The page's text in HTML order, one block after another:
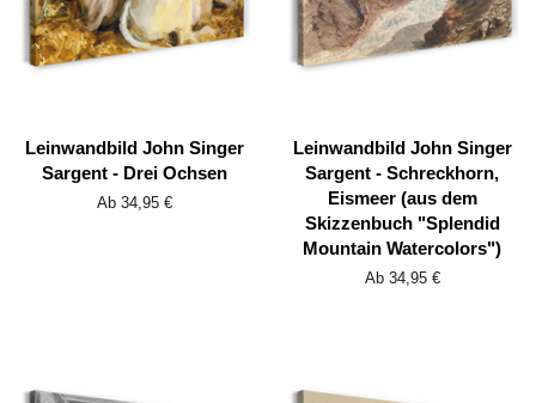
Leinwandbild John Singer
Sargent - Drei Ochsen
Ab 34,95 €
Leinwandbild John Singer
Sargent - Schreckhorn,
Eismeer (aus dem
Skizzenbuch "Splendid
Mountain Watercolors")
Ab 34,95 €